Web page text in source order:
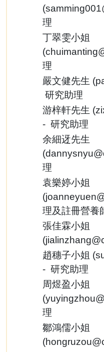
(
理
丁翠雯小姐
(
理
嚴文健先生 (
研究助理
游梓軒先生 (
- 研究助理
余細迓先生
(
理
袁樂婷小姐
(
理及註冊營養
張佳霖小姐
(
趙穗子小姐 (
- 研究助理
周煜盈小姐
(
理
鄒鴻儒小姐
(